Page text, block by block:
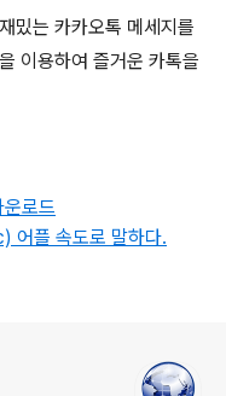
밌는 카카오톡 메세지를
이용하여 즐거운 카톡을
로드
어플 속도로 말하다.